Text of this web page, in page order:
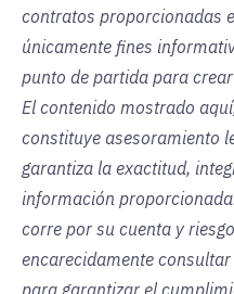
contratos proporcionadas
únicamente fines
punto de partida para
El contenido mostrado
constituye asesoramiento
garantiza la exactitud,
información
corre por su cuenta y
encarecidamente